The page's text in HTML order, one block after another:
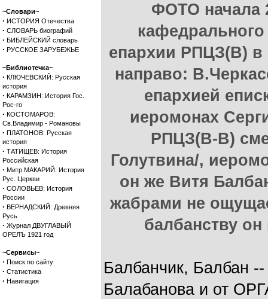
~Словари~
· ИСТОРИЯ Отечества
· СЛОВАРЬ биографий
· БИБЛЕЙСКИЙ словарь
· РУССКОЕ ЗАРУБЕЖЬЕ
~Библиотечка~
· КЛЮЧЕВСКИЙ: Русская
история
· КАРАМЗИН: История Гос.
Рос-го
· КОСТОМАРОВ:
Св.Владимир - Романовы
· ПЛАТОНОВ: Русская
история
· ТАТИЩЕВ: История
Российская
· Митр.МАКАРИЙ: История
Рус. Церкви
· СОЛОВЬЕВ: История
России
· ВЕРНАДСКИЙ: Древняя
Русь
· Журнал ДВУГЛАВЫЙ
ОРЕЛЪ 1921 год
~Сервисы~
· Поиск по сайту
· Статистика
· Навигация
ФОТО начала
епархии РПЦЗ(В) в
направо:
епархией
иеромонах
РПЦЗ(В-В)
Голутвина/,
он же Витя
жабрами не
балбанству
Балбанчик, Балбан
Балабанова и от